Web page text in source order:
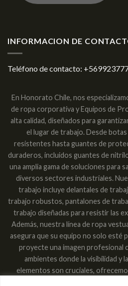
INFORMACION DE
Teléfono de contacto:
En Honorato Chile, nos
de ropa corporativa y Equipos de
alta calidad, diseñados para
el lugar de trabajo. Desde
resistentes hasta guantes de
duraderos, incluidos guantes de
una amplia gama de soluciones para
diversos sectores industriales.
trabajo incluye delantales de
trabajo robustos, pantalones de
trabajo diseñadas para resistir las
Además, nuestra línea de ropa
asegura que su equipo no solo esté
proyecte una imagen profesional
ambientes donde la visibilidad y
elementos son cruciales,